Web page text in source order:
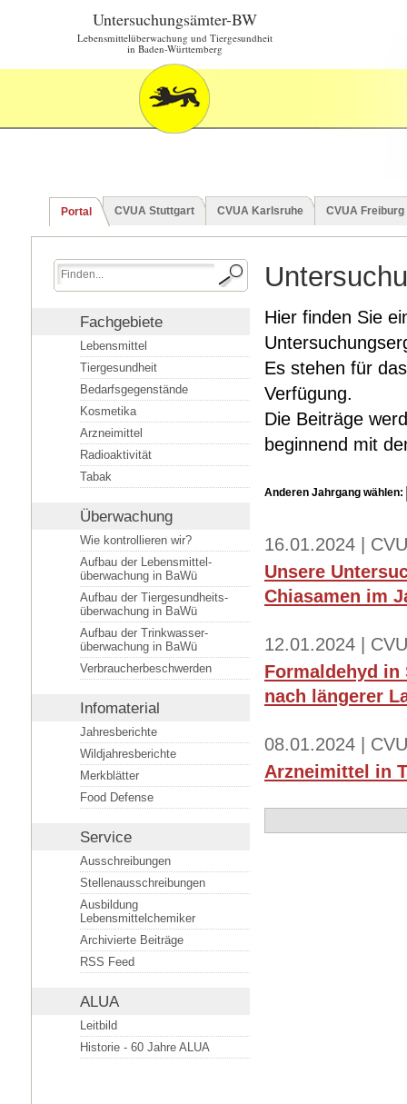
Untersuchungsämter-BW
Lebensmittelüberwachung und Tiergesundheit
in Baden-Württemberg
Portal CVUA Stuttgart CVUA Karlsruhe CVUA Freiburg
Fachgebiete
Lebensmittel
Tiergesundheit
Bedarfsgegenstände
Kosmetika
Arzneimittel
Radioaktivität
Tabak
Überwachung
Wie kontrollieren wir?
Aufbau der Lebensmittel­
überwachung in BaWü
Aufbau der Tiergesundheits­
überwachung in BaWü
Aufbau der Trinkwasser­
überwachung in BaWü
Verbraucherbeschwerden
Infomaterial
Jahresberichte
Wildjahresberichte
Merkblätter
Food Defense
Service
Ausschreibungen
Stellenausschreibungen
Ausbildung
Lebensmittelchemiker
Archivierte Beiträge
RSS Feed
ALUA
Leitbild
Historie - 60 Jahre ALUA
Hier finden Sie
Es stehen für
Verfügung.
Die Beiträge
beginnend mit
Anderen Jahrgang wählen:
16.01.2024 |
Unsere
Chiasamen im
12.01.2024 |
Formaldehyd
nach längerer
08.01.2024 |
Arzneimittel in